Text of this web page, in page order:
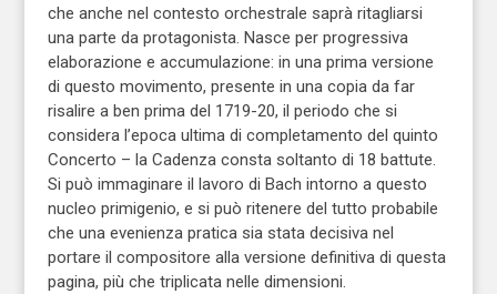
che anche nel contesto orchestrale saprà ritagliarsi
una parte da protagonista. Nasce per progressiva
elaborazione e accumulazione: in una prima versione
di questo movimento, presente in una copia da far
risalire a ben prima del 1719-20, il periodo che si
considera l’epoca ultima di completamento del quinto
Concerto – la Cadenza consta soltanto di 18 battute.
Si può immaginare il lavoro di Bach intorno a questo
nucleo primigenio, e si può ritenere del tutto probabile
che una evenienza pratica sia stata decisiva nel
portare il compositore alla versione definitiva di questa
pagina, più che triplicata nelle dimensioni.